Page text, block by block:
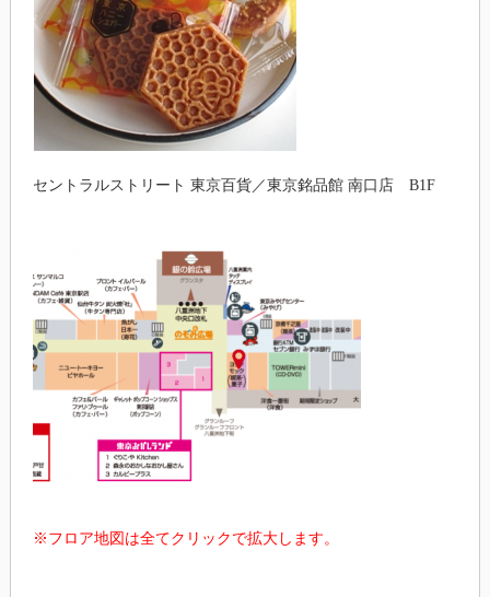
セントラルストリート 東京百貨／東京銘品館 南口店 B1F
※フロア地図は全てクリックで拡大します。